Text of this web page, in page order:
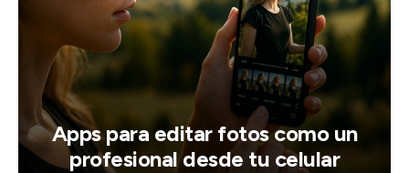
Apps para editar fotos como un
profesional desde tu celular